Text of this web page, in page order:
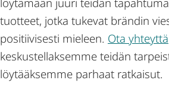
tuotteet, jotka tukevat brändin
positiivisesti mieleen. Ota yhteyttä
keskustellaksemme teidän
löytääksemme parhaat ratkaisut.